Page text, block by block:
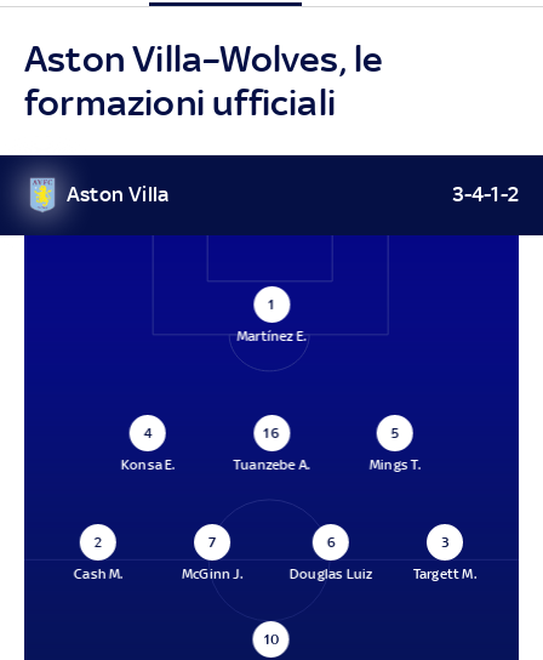
Aston Villa–Wolves, le
formazioni ufficiali
Aston Villa 3-4-1-2
1
Martínez E.
4
Konsa E.
16
Tuanzebe A.
5
Mings T.
2
Cash M.
7
McGinn J.
6
Douglas Luiz
3
Targett M.
10